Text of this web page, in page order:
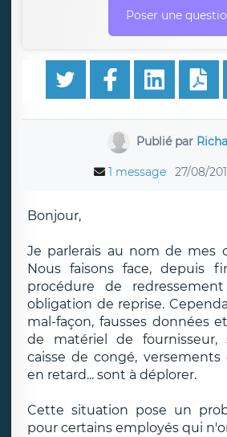
Poser une
Publié par
1 message 27/08/
Bonjour,
Je parlerais au nom de mes
Nous faisons face, depuis
procédure de
obligation de reprise.
mal-façon, fausses données
de matériel de fournisseur,
caisse de congé, versements
en retard... sont à déplorer.
Cette situation pose un
pour certains employés qui